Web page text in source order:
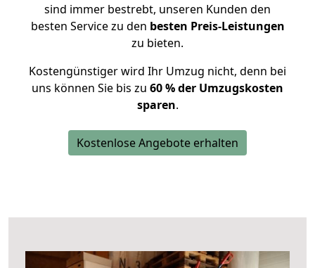
sind immer bestrebt, unseren Kunden den
besten Service zu den besten Preis-Leistungen
zu bieten.
Kostengünstiger wird Ihr Umzug nicht, denn bei
uns können Sie bis zu 60 % der Umzugskosten
sparen.
Kostenlose Angebote erhalten